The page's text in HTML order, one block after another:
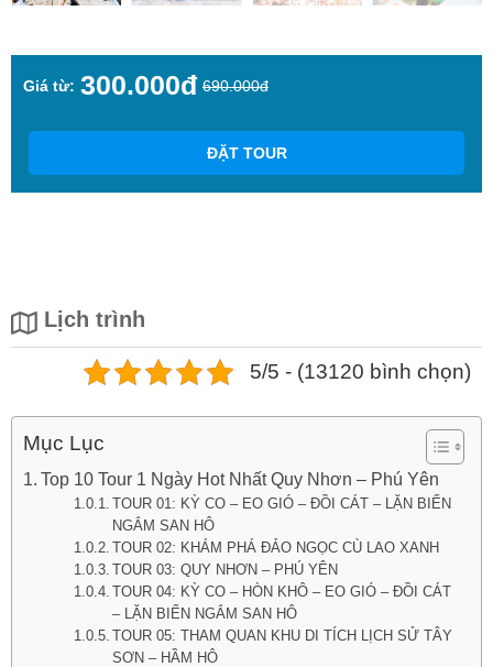
Giá từ: 300.000đ 690.000đ
ĐẶT TOUR
Lịch trình
5/5 - (13120 bình chọn)
Mục Lục
Top 10 Tour 1 Ngày Hot Nhất Quy Nhơn – Phú Yên
TOUR 01: KỲ CO – EO GIÓ – ĐỒI CÁT – LẶN BIỂN
NGẮM SAN HÔ
TOUR 02: KHÁM PHÁ ĐẢO NGỌC CÙ LAO XANH
TOUR 03: QUY NHƠN – PHÚ YÊN
TOUR 04: KỲ CO – HÒN KHÔ – EO GIÓ – ĐỒI CÁT
– LẶN BIỂN NGẮM SAN HÔ
TOUR 05: THAM QUAN KHU DI TÍCH LỊCH SỬ TÂY
SƠN – HẦM HÔ